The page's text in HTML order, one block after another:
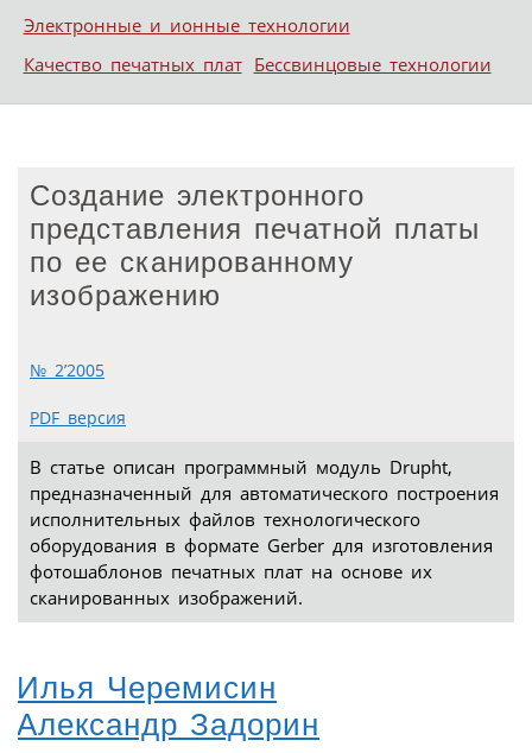
Электронные и ионные технологии
Качество печатных плат Бессвинцовые технологии
Создание электронного
представления печатной платы
по ее сканированному
изображению
№ 2’2005
PDF версия
В статье описан программный модуль Drupht,
предназначенный для автоматического построения
исполнительных файлов технологического
оборудования в формате Gerber для изготовления
фотошаблонов печатных плат на основе их
сканированных изображений.
Илья Черемисин
Александр Задорин